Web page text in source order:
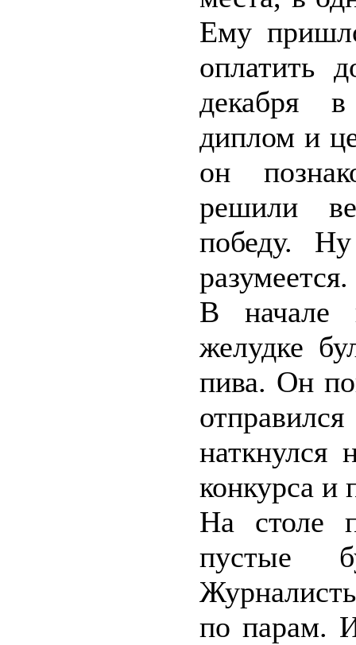
Ему
оплатить
декабря
диплом и
он
решили
победу.
разумеется.
В начале
желудке
пива. Он
наткнулся
конкурса и
На столе
пустые
по парам.